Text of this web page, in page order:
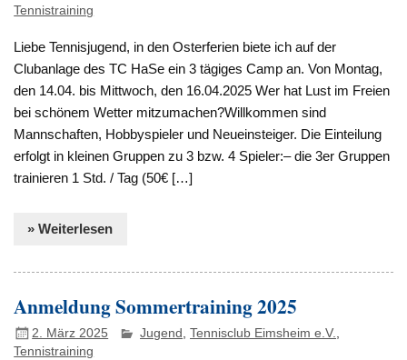
Tennistraining
Liebe Tennisjugend, in den Osterferien biete ich auf der
Clubanlage des TC HaSe ein 3 tägiges Camp an. Von Montag,
den 14.04. bis Mittwoch, den 16.04.2025 Wer hat Lust im Freien
bei schönem Wetter mitzumachen?Willkommen sind
Mannschaften, Hobbyspieler und Neueinsteiger. Die Einteilung
erfolgt in kleinen Gruppen zu 3 bzw. 4 Spieler:– die 3er Gruppen
trainieren 1 Std. / Tag (50€ […]
» Weiterlesen
Anmeldung Sommertraining 2025
2. März 2025 Jugend ,Tennisclub Eimsheim e.V.,
Tennistraining